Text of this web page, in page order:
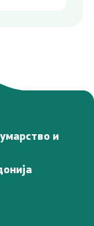
и